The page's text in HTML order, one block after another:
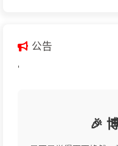
公告
'
🎉